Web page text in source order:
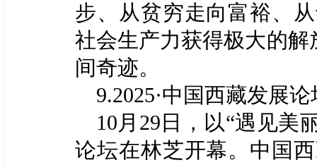
步、从贫穷走向富裕、
社会生产力获得极大的
间奇迹。
9.2025·中国西藏发展
10月29日，以“遇见美
论坛在林芝开幕。中国